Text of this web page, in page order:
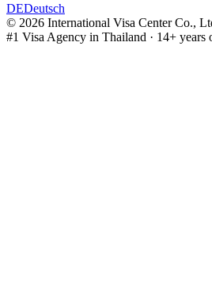
DEDeutsch
© 2026 International Visa Center Co.,
#1 Visa Agency in Thailand · 14+ years